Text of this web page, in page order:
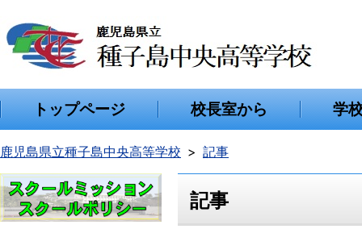
トップページ 校長室から 学
鹿児島県立種子島中央高等学校 記事
記事